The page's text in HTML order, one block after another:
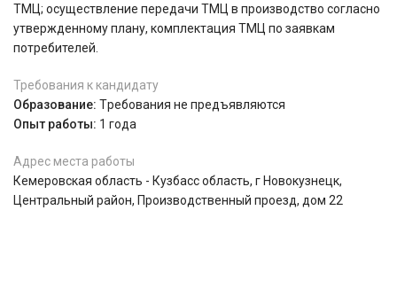
ТМЦ; осуществление передачи ТМЦ в производство согласно
утвержденному плану, комплектация ТМЦ по заявкам
потребителей.
Требования к кандидату
Образование: Tребования не предъявляются
Опыт работы: 1 года
Адрес места работы
Кемеровская область - Кузбасс область, г Новокузнецк,
Центральный район, Производственный проезд, дом 22